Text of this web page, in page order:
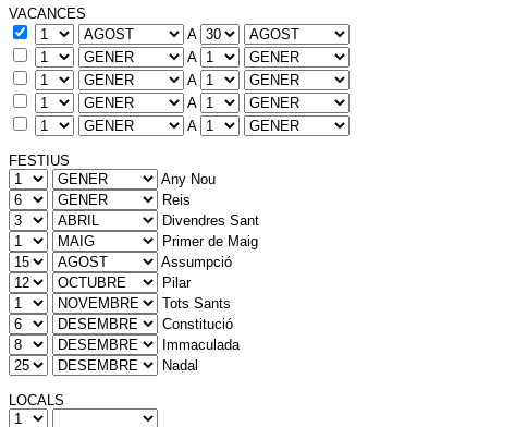
VACANCES
A
A
A
A
A
FESTIUS
Any Nou
Reis
Divendres Sant
Primer de Maig
Assumpció
Pilar
Tots Sants
Constitució
Immaculada
Nadal
LOCALS